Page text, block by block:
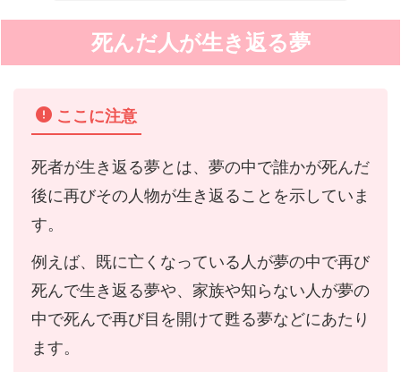
死んだ人が生き返る夢
ここに注意
死者が生き返る夢とは、夢の中で誰かが死んだ
後に再びその人物が生き返ることを示していま
す。
例えば、既に亡くなっている人が夢の中で再び
死んで生き返る夢や、家族や知らない人が夢の
中で死んで再び目を開けて甦る夢などにあたり
ます。